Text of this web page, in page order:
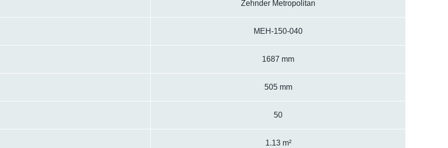
Zehnder Metropolitan
MEH-150-040
1687 mm
505 mm
50
1.13 m²